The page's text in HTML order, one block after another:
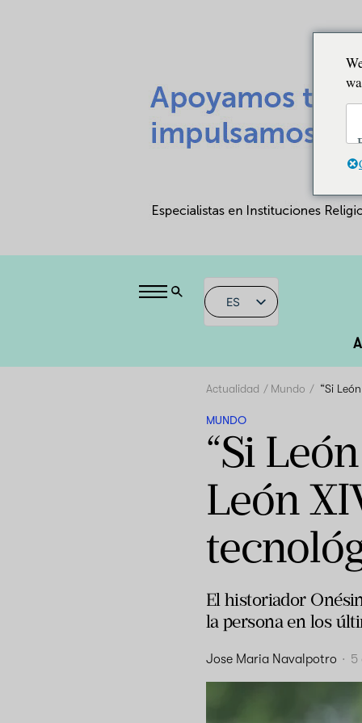
ES
Actualidad Mundo “Si
MUNDO
“Si
León
El historiador
la persona en los
Jose Maria Navalpotro · 5